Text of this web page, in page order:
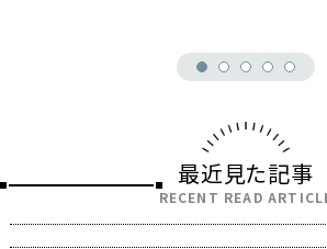
最近見た記事
RECENT READ